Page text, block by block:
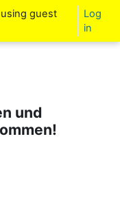
guest
Log
in
und